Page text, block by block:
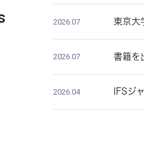
2026.07 東京大
2026.07 書籍を
2026.04 IFSジ